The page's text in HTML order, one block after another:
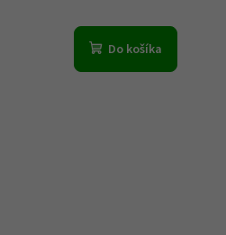
Do košíka